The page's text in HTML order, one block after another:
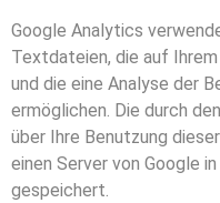
Google Analytics
Textdateien, die auf
und die eine Analyse der
ermöglichen. Die durch
über Ihre Benutzung
einen Server von Google
gespeichert.